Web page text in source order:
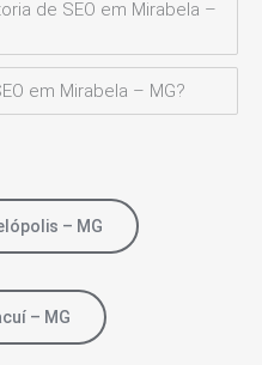
de SEO em Mirabela –
em Mirabela – MG?
– MG
– MG